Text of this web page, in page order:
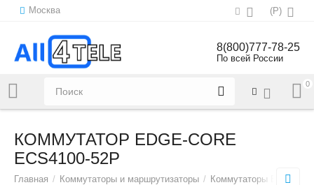
Москва (Р)
Напишите нам:sales@all4tele.com
8(800)777-78-25
По всей России
0
КОММУТАТОР EDGE-CORE
ECS4100-52P
Главная / Коммутаторы и маршрутизаторы / Коммутаторы Ethernet